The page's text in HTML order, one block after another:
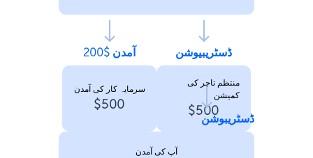
ڈسٹریبیوشن
منتظم تاجر کی
کمیشن
$500
آمدن $200
سرمایہ کار کی آمدن
$500
ڈسٹریبوشن
آپ کی آمدن